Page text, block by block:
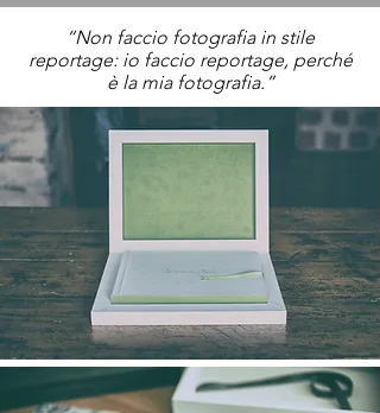
“Non faccio fotografia in stile
reportage: io faccio reportage, perché
è la mia fotografia.”